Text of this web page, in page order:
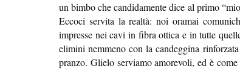
un bimbo che candidamente dice al primo
Eccoci servita la realtà: noi oramai
impresse nei cavi in fibra ottica e in tutte
elimini nemmeno con la candeggina
pranzo. Glielo serviamo amorevoli, ed è